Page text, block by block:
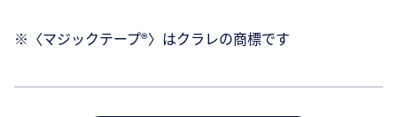
※〈マジックテープ®〉はクラレの商標です